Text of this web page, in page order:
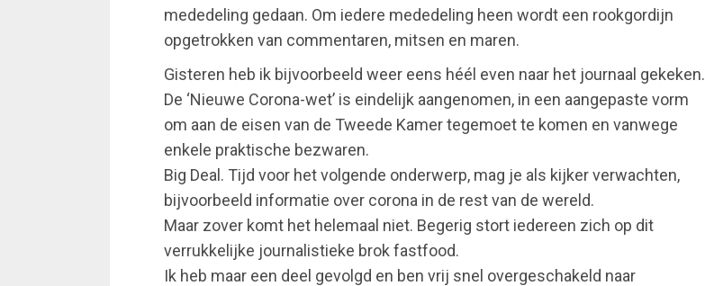
mededeling gedaan. Om iedere mededeling heen wordt een rookgordijn
opgetrokken van commentaren, mitsen en maren.
Gisteren heb ik bijvoorbeeld weer eens héél even naar het journaal gekeken.
De ‘Nieuwe Corona-wet’ is eindelijk aangenomen, in een aangepaste vorm
om aan de eisen van de Tweede Kamer tegemoet te komen en vanwege
enkele praktische bezwaren.
Big Deal. Tijd voor het volgende onderwerp, mag je als kijker verwachten,
bijvoorbeeld informatie over corona in de rest van de wereld.
Maar zover komt het helemaal niet. Begerig stort iedereen zich op dit
verrukkelijke journalistieke brok fastfood.
Ik heb maar een deel gevolgd en ben vrij snel overgeschakeld naar